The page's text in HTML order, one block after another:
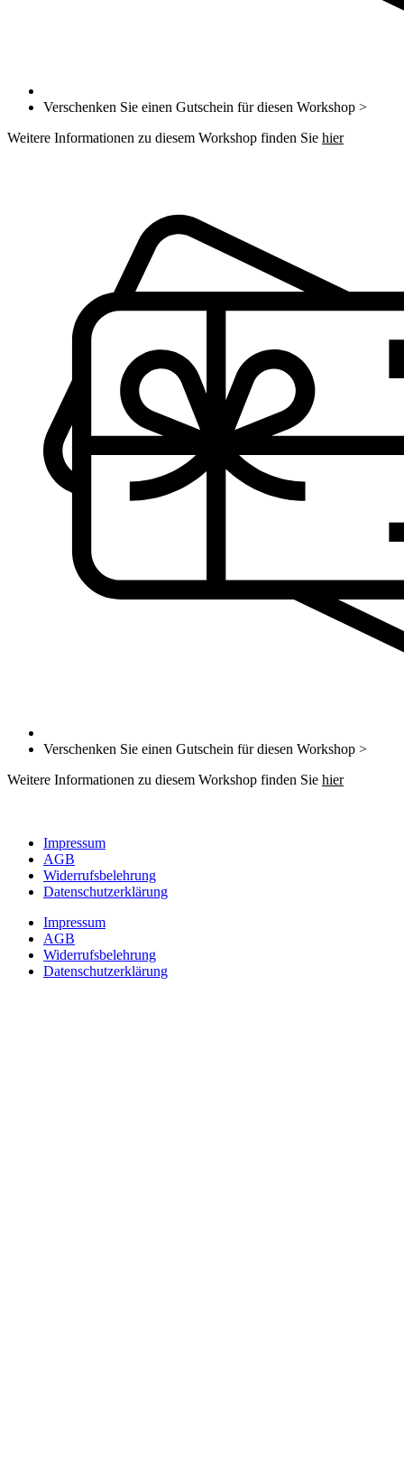
Verschenken Sie einen Gutschein für diesen Workshop >
Weitere Informationen zu diesem Workshop finden Sie hier
Verschenken Sie einen Gutschein für diesen Workshop >
Weitere Informationen zu diesem Workshop finden Sie hier
Impressum
AGB
Widerrufsbelehrung
Datenschutzerklärung
Impressum
AGB
Widerrufsbelehrung
Datenschutzerklärung